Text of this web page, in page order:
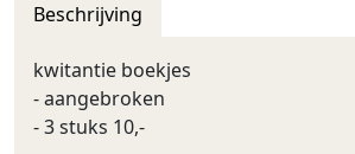
Beschrijving
kwitantie boekjes
- aangebroken
- 3 stuks 10,-